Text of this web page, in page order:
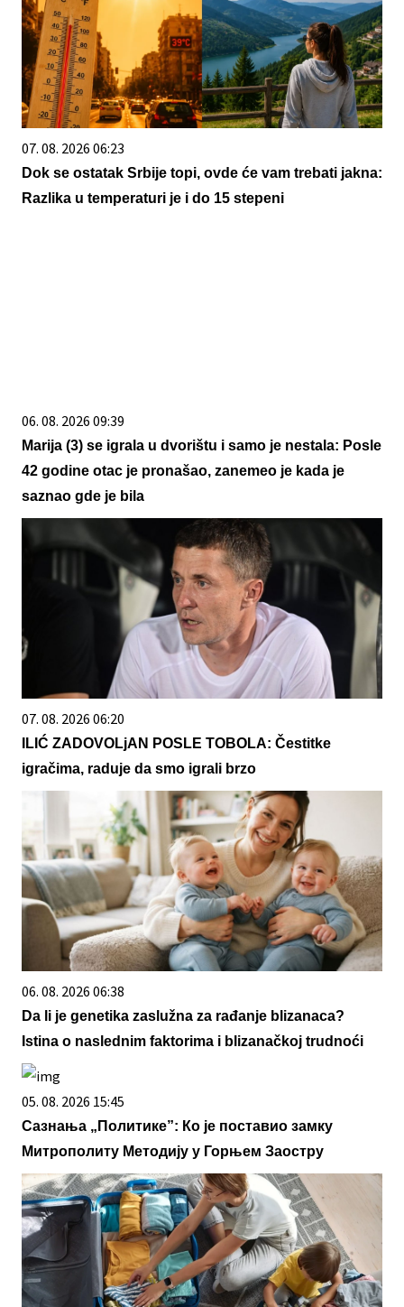
07. 08. 2026 06:23
Dok se ostatak Srbije topi, ovde će vam trebati jakna:
Razlika u temperaturi je i do 15 stepeni
06. 08. 2026 09:39
Marija (3) se igrala u dvorištu i samo je nestala: Posle
42 godine otac je pronašao, zanemeo je kada je
saznao gde je bila
07. 08. 2026 06:20
ILIĆ ZADOVOLjAN POSLE TOBOLA: Čestitke
igračima, raduje da smo igrali brzo
06. 08. 2026 06:38
Da li je genetika zaslužna za rađanje blizanaca?
Istina o naslednim faktorima i blizanačkoj trudnoći
05. 08. 2026 15:45
Сазнања „Политике”: Ко је поставио замку
Митрополиту Методију у Горњем Заостру